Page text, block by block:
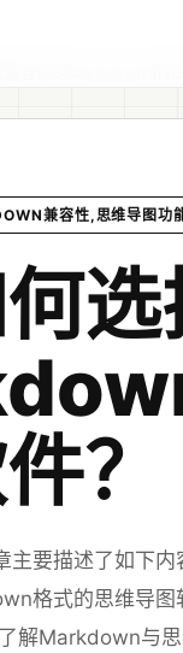
兼容性,思维导图功
？
主要描述了如下
格式的思维导图
解Markdown与